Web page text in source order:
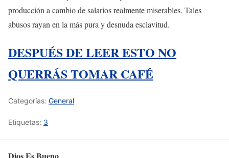
producción a cambio de salarios realmente miserables. Tales
abusos rayan en la más pura y desnuda esclavitud.
DESPUÉS DE LEER ESTO NO
QUERRÁS TOMAR CAFÉ
Categorías: General
Etiquetas: 3